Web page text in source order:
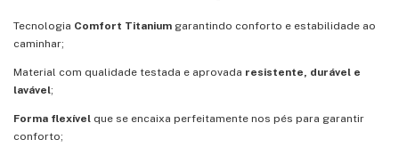
Tecnologia Comfort Titanium garantindo conforto e estabilidade ao
caminhar;
Material com qualidade testada e aprovada resistente, durável e
lavável;
Forma flexível que se encaixa perfeitamente nos pés para garantir
conforto;